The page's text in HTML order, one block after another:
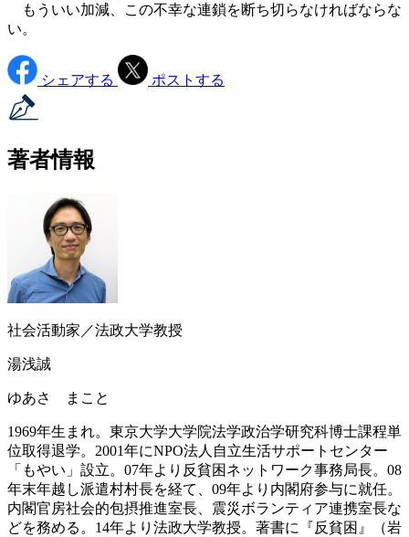
もういい加減、この不幸な連鎖を断ち切らなければならな
い。
シェアする ポストする
著者情報
社会活動家／法政大学教授
湯浅誠
ゆあさ まこと
1969年生まれ。東京大学大学院法学政治学研究科博士課程単
位取得退学。2001年にNPO法人自立生活サポートセンター
「もやい」設立。07年より反貧困ネットワーク事務局長。08
年末年越し派遣村村長を経て、09年より内閣府参与に就任。
内閣官房社会的包摂推進室長、震災ボランティア連携室長な
どを務める。14年より法政大学教授。著書に『反貧困』（岩